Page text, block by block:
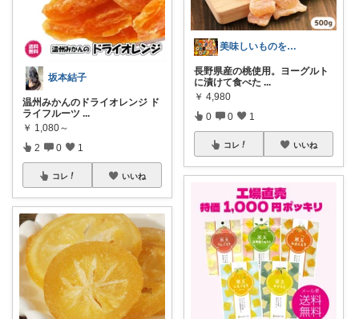
坂本結子
温州みかんのドライオレンジ ド
ライフルーツ ...
￥ 1,080～
2 0 1
コレ いいね
美味しいものをお手軽に
長野県産の桃使用。ヨーグルト
に漬けて食べた ...
￥ 4,980
0 0 1
コレ いいね